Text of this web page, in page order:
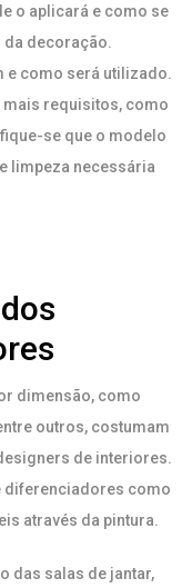
o aplicará e como se
da decoração.
e como será utilizado.
mais requisitos, como
se que o modelo
limpeza necessária
dimensão, como
outros, costumam
de interiores.
diferenciadores como
através da pintura.
das salas de jantar,